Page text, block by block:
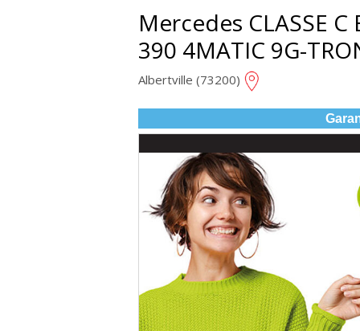
Mercedes CLASSE
390 4MATIC 9G-
Albertville (73200)